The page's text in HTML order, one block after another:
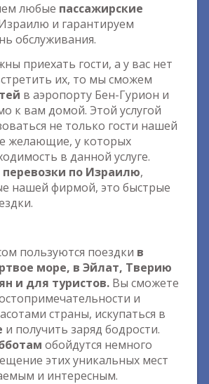
любые пассажирские
и гарантируем
обслуживания.
приехать гости, а у вас нет
их, то мы сможем
в аэропорту Бен-Гурион и
к вам домой. Этой услугой
не только гости нашей
желающие, у которых
в данной услуге.
перевозки по Израилю,
нашей фирмой, это быстрые
пользуются поездки в
море, в Эйлат, Тверию
и для туристов. Вы сможете
и
страны, искупаться в
и получить заряд бодрости.
обойдутся немного
этих уникальных мест
и интересным.